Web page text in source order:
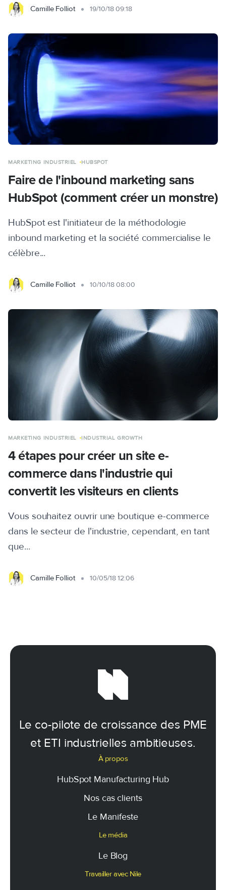
Camille Folliot 19/10/18 09:18
MARKETING INDUSTRIEL HUBSPOT
Faire de l'inbound marketing sans
HubSpot (comment créer un monstre)
HubSpot est l'initiateur de la méthodologie
inbound marketing et la société commercialise le
célèbre...
Camille Folliot 10/10/18 08:00
MARKETING INDUSTRIEL INDUSTRIAL GROWTH
4 étapes pour créer un site e-
commerce dans l'industrie qui
convertit les visiteurs en clients
Vous souhaitez ouvrir une boutique e-commerce
dans le secteur de l'industrie, cependant, en tant
que...
Camille Folliot 10/05/18 12:06
Le co-pilote de croissance des PME
et ETI industrielles ambitieuses.
À propos
HubSpot Manufacturing Hub
Nos cas clients
Le Manifeste
Le média
Le Blog
Travailler avec Nile